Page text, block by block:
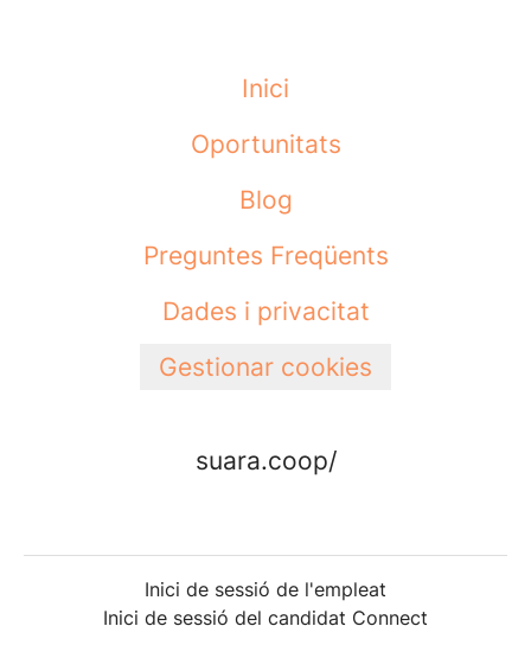
Inici
Oportunitats
Blog
Preguntes Freqüents
Dades i privacitat
Gestionar cookies
suara.coop/
Inici de sessió de l'empleat
Inici de sessió del candidat Connect